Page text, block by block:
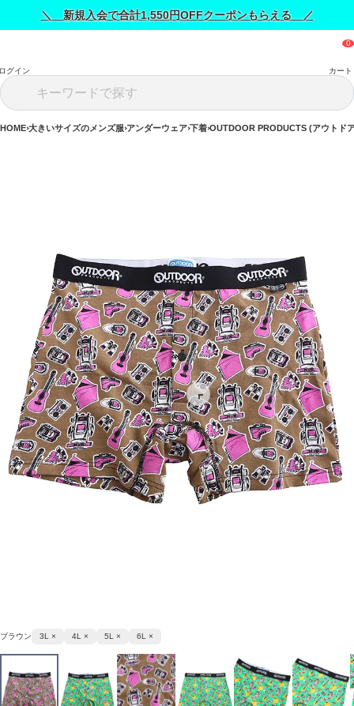
＼ 新規入会で合計1,550円OFFクーポンもらえる ／
グイン カート
HOME 大きいサイズのメンズ服 アンダーウェア 下着 OUTDOOR PRODUCTS (アウトド
ブラウン 3L × 4L × 5L × 6L ×